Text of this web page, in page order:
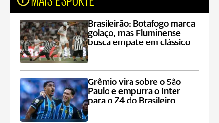
Brasileirão: Botafogo marca
golaço, mas Fluminense
busca empate em clássico
Grêmio vira sobre o São
Paulo e empurra o Inter
para o Z4 do Brasileiro